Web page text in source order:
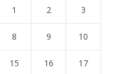
1 2 3
8 9 10
15 16 17